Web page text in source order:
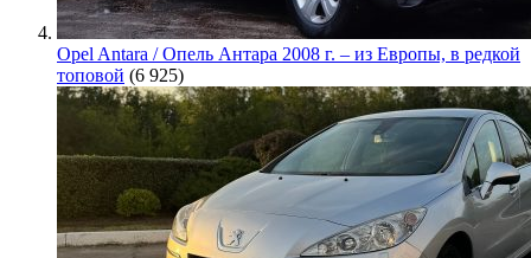
Opel Antara / Опель Антара 2008 г. – из Европы, в редкой
топовой (6 925)